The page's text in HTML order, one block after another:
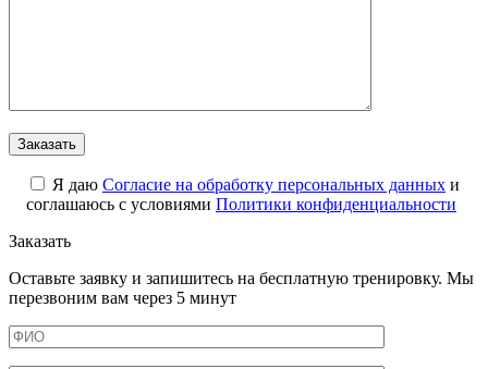
Я даю Cогласие на обработку персональных данных и
соглашаюсь с условиями Политики конфиденциальности
Заказать
Оставьте заявку и запишитесь на бесплатную тренировку. Мы
перезвоним вам через 5 минут